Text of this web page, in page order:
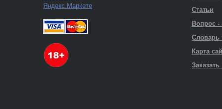
Статьи
Вопрос -
Словарь
Карта